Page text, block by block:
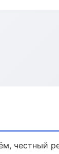
честный